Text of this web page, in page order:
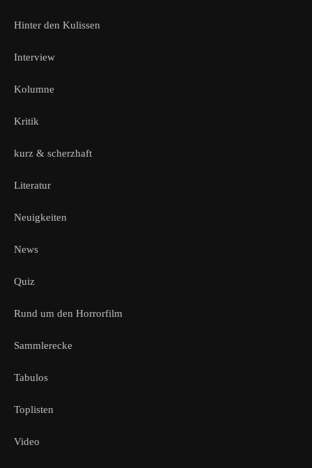
Hinter den Kulissen
Interview
Kolumne
Kritik
kurz & scherzhaft
Literatur
Neuigkeiten
News
Quiz
Rund um den Horrorfilm
Sammlerecke
Tabulos
Toplisten
Video